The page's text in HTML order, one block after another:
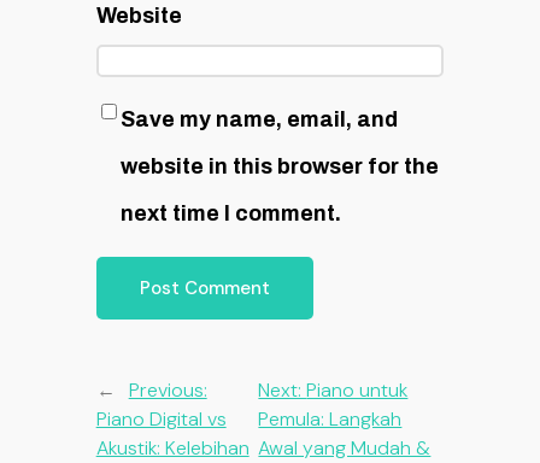
Website
Save my name, email, and
website in this browser for the
next time I comment.
←
Previous:
Piano Digital vs
Akustik: Kelebihan
Next:Piano untuk
Pemula: Langkah
Awal yang Mudah &